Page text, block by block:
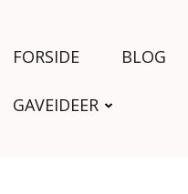
FORSIDE BLOG
GAVEIDEER